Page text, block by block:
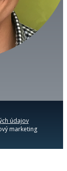
údajov
marketing